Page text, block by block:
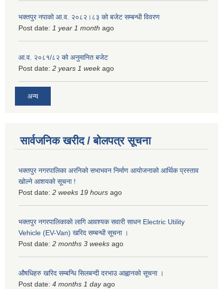
भक्तपुर नपाको आ.व. २०८२।८३ को बजेट सम्बन्धी विवरण
Post date: 1 year 1 month ago
आ.व. २०८१/८२ को अनुमानित बजेट
Post date: 2 years 1 weekago
अन्य
सार्वजनिक खरीद / बोलपत्र सूचना
भक्तपुर नगरपालिका अरनिको सभाभवन निर्माण आयोजनाको आर्थिक प्रस्ताव
खोल्ने आशयको सूचना !
Post date: 2 weeks 19 hours ago
भक्तपुर नगरपालिकाकाे लागि आवश्यक सवारी साधन Electric Utility
Vehicle (EV-Van) खरिद सम्बन्धी सूचना ।
Post date: 2 months 3 weeks ago
औषधिहरु खरिद सम्बन्धि सिलबन्दी दरभाउ आह्वानको सूचना ।
Post date: 4 months 1 dayago